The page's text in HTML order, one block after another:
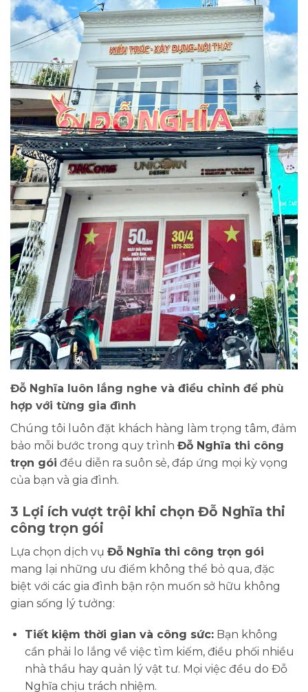
Đỗ Nghĩa luôn lắng nghe và điều chỉnh để phù
hợp với từng gia đình
Chúng tôi luôn đặt khách hàng làm trọng tâm, đảm
bảo mỗi bước trong quy trình Đỗ Nghĩa thi công
trọn gói đều diễn ra suôn sẻ, đáp ứng mọi kỳ vọng
của bạn và gia đình.
3 Lợi ích vượt trội khi chọn Đỗ Nghĩa thi
công trọn gói
Lựa chọn dịch vụ Đỗ Nghĩa thi công trọn gói
mang lại những ưu điểm không thể bỏ qua, đặc
biệt với các gia đình bận rộn muốn sở hữu không
gian sống lý tưởng:
Tiết kiệm thời gian và công sức:Bạn không
cần phải lo lắng về việc tìm kiếm, điều phối nhiều
nhà thầu hay quản lý vật tư. Mọi việc đều do Đỗ
Nghĩa chịu trách nhiệm.